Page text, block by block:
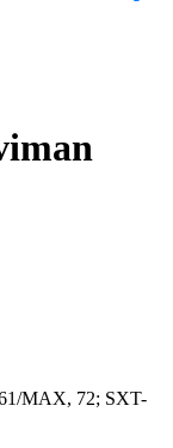
61/MAX, 72; SXT-